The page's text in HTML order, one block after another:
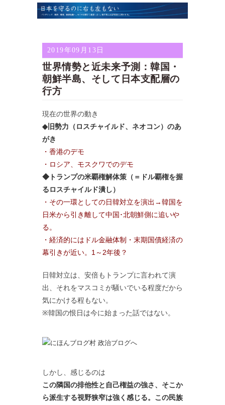
2019年09月13日
世界情勢と近未来予測：韓国・
朝鮮半島、そして日本支配層の
行方
現在の世界の動き
◆旧勢力（ロスチャイルド、ネオコン）のあ
がき
・香港のデモ
・ロシア、モスクワでのデモ
◆トランプの米覇権解体策（＝ドル覇権を握
るロスチャイルド潰し）
・その一環としての日韓対立を演出→韓国を
日米から引き離して中国･北朝鮮側に追いや
る。
・経済的にはドル金融体制・末期国債経済の
幕引きが近い。1～2年後？
日韓対立は、安倍もトランプに言われて演
出、それをマスコミが騒いでいる程度だから
気にかける程もない。
※韓国の恨日は今に始まった話ではない。
しかし、感じるのは
この隣国の排他性と自己権益の強さ、そこか
ら派生する視野狭窄は強く感じる。この民族